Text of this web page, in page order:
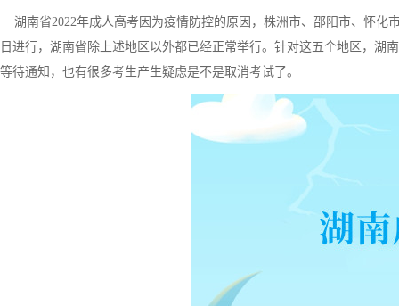
湖南省2022年成人高考因为疫情防控的原因，株洲市、邵阳市、怀化
日进行，湖南省除上述地区以外都已经正常举行。针对这五个地区，
等待通知，也有很多考生产生疑虑是不是取消考试了。